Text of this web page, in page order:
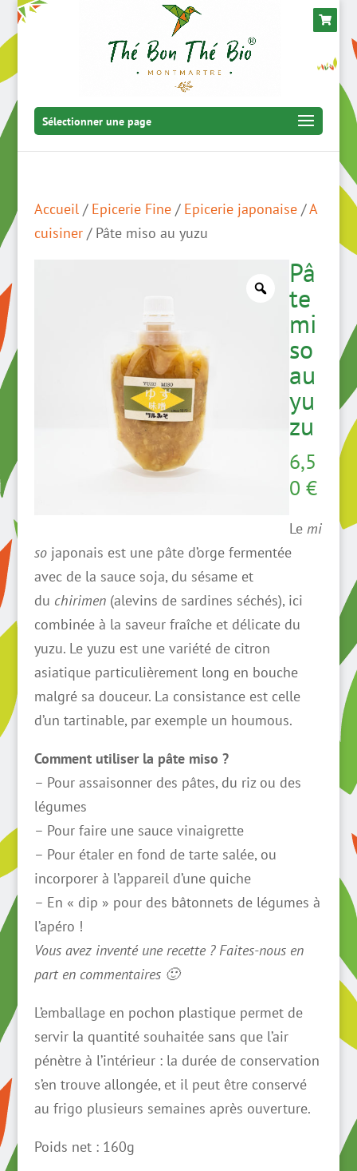
Sélectionner une page
Accueil/ Epicerie Fine/ Epicerie japonaise/A
cuisiner/ Pâte miso au yuzu
Pâ
te
mi
so
au
yu
zu
6,5
0 €
Le mi
sojaponais est une pâte d’orge fermentée
avec de la sauce soja, du sésame et
du chirimen(alevins de sardines séchés), ici
combinée à la saveur fraîche et délicate du
yuzu. Le yuzu est une variété de citron
asiatique particulièrement long en bouche
malgré sa douceur. La consistance est celle
d’un tartinable, par exemple un houmous.
Comment utiliser la pâte miso ?
– Pour assaisonner des pâtes, du riz ou des
légumes
– Pour faire une sauce vinaigrette
– Pour étaler en fond de tarte salée, ou
incorporer à l’appareil d’une quiche
– En « dip » pour des bâtonnets de légumes à
l’apéro !
Vous avez inventé une recette ? Faites-nous en
part en commentaires 🙂
L’emballage en pochon plastique permet de
servir la quantité souhaitée sans que l’air
pénètre à l’intérieur : la durée de conservation
s’en trouve allongée, et il peut être conservé
au frigo plusieurs semaines après ouverture.
Poids net : 160g